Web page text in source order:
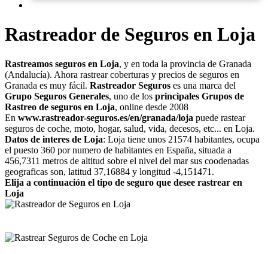
Rastreador de Seguros en Loja
Rastreamos seguros en Loja, y en toda la provincia de Granada
(Andalucía). Ahora rastrear coberturas y precios de seguros en
Granada es muy fácil. Rastreador Seguros es una marca del
Grupo Seguros Generales, uno de los principales Grupos de
Rastreo de seguros en Loja, online desde 2008
En www.rastreador-seguros.es/en/granada/loja puede rastear
seguros de coche, moto, hogar, salud, vida, decesos, etc... en Loja.
Datos de interes de Loja: Loja tiene unos 21574 habitantes, ocupa
el puesto 360 por numero de habitantes en España, situada a
456,7311 metros de altitud sobre el nivel del mar sus coodenadas
geograficas son, latitud 37,16884 y longitud -4,151471.
Elija a continuación el tipo de seguro que desee rastrear en
Loja